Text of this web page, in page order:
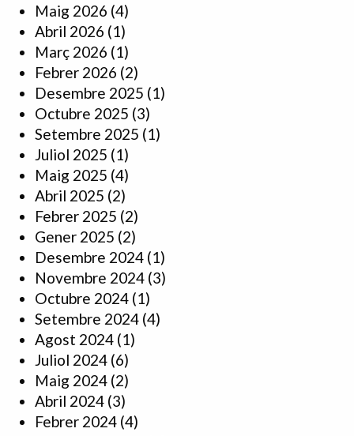
Maig 2026 (4)
Abril 2026 (1)
Març 2026 (1)
Febrer 2026 (2)
Desembre 2025 (1)
Octubre 2025 (3)
Setembre 2025 (1)
Juliol 2025 (1)
Maig 2025 (4)
Abril 2025 (2)
Febrer 2025 (2)
Gener 2025 (2)
Desembre 2024 (1)
Novembre 2024 (3)
Octubre 2024 (1)
Setembre 2024 (4)
Agost 2024 (1)
Juliol 2024 (6)
Maig 2024 (2)
Abril 2024 (3)
Febrer 2024 (4)